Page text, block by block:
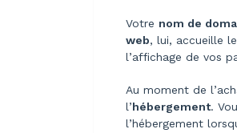
Votre nom de
web, lui, accueille
l’affichage de vos
Au moment de
l’hébergement.
l’hébergement